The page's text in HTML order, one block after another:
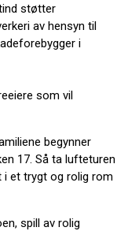
støtter
av hensyn til
i
som vil
begynner
17. Så ta lufteturen
i et trygt og rolig rom
spill av rolig